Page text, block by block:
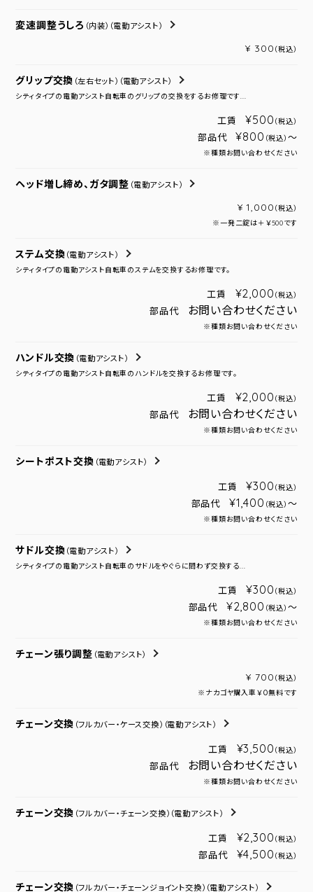
変速調整うしろ （内装） （電動アシスト）
¥ 300 （税込）
グリップ交換 （左右セット） （電動アシスト）
シティタイプの電動アシスト自転車のグリップの交換をするお修理です...
工賃 ¥500 （税込）
部品代 ¥800 （税込） ～
※種類お問い合わせください
ヘッド増し締め、ガタ調整 （電動アシスト）
¥ 1,000 （税込）
※一発二錠は＋￥500です
ステム交換 （電動アシスト）
シティタイプの電動アシスト自転車のステムを交換するお修理です。
工賃 ¥2,000 （税込）
部品代 お問い合わせください
※種類お問い合わせください
ハンドル交換 （電動アシスト）
シティタイプの電動アシスト自転車のハンドルを交換するお修理です。
工賃 ¥2,000 （税込）
部品代 お問い合わせください
※種類お問い合わせください
シートポスト交換 （電動アシスト）
工賃 ¥300 （税込）
部品代 ¥1,400 （税込） ～
※種類お問い合わせください
サドル交換 （電動アシスト）
シティタイプの電動アシスト自転車のサドルをやぐらに問わず交換する...
工賃 ¥300 （税込）
部品代 ¥2,800 （税込） ～
※種類お問い合わせください
チェーン張り調整 （電動アシスト）
¥ 700 （税込）
※ナカゴヤ購入車￥０無料です
チェーン交換 （フルカバー・ケース交換） （電動アシスト）
工賃 ¥3,500 （税込）
部品代 お問い合わせください
※種類お問い合わせください
チェーン交換 （フルカバー・チェーン交換） （電動アシスト）
工賃 ¥2,300 （税込）
部品代 ¥4,500 （税込）
チェーン交換 （フルカバー・チェーンジョイント交換） （電動アシスト）